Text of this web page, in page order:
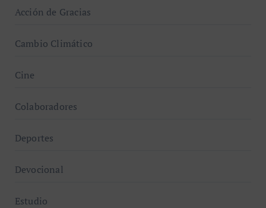
Acción de Gracias
Cambio Climático
Cine
Colaboradores
Deportes
Devocional
Estudio